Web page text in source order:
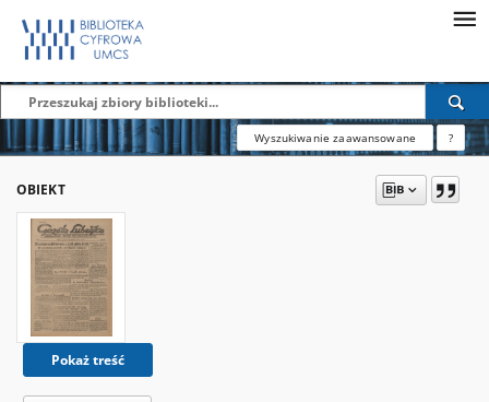
Wyszukiwanie zaawansowane ?
OBIEKT
Pokaż treść